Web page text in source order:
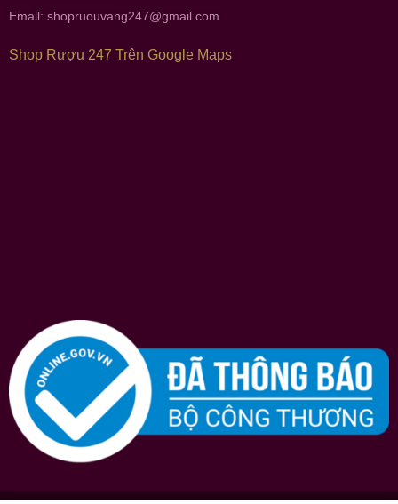
Email: shopruouvang247@gmail.com
Shop Rượu 247 Trên Google Maps